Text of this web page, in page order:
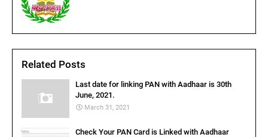
Related Posts
Last date for linking PAN with Aadhaar is 30th
June, 2021.
March 31, 2021
Check Your PAN Card is Linked with Aadhaar